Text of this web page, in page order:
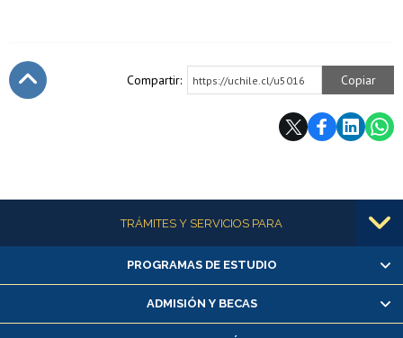
Compartir: https://uchile.cl/u5016 Copiar
Más informaciónTRÁMITES Y SERVICIOS PARA
Alumnas/os y exalumnas/os
Matrícula en línea
Inscripción y cambio de asignaturas
PROGRAMAS DE ESTUDIO
ADMISIÓN Y BECAS